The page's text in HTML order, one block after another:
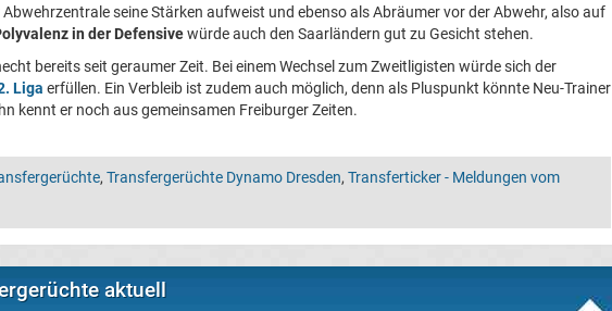
seine Stärken aufweist und ebenso als Abräumer vor der Abwehr, also auf
in der Defensivewürde auch den Saarländern gut zu Gesicht stehen.
bereits seit geraumer Zeit. Bei einem Wechsel zum Zweitligisten würde sich der
Liga erfüllen. Ein Verbleib ist zudem auch möglich, denn als Pluspunkt könnte Neu-Trainer
kennt er noch aus gemeinsamen Freiburger Zeiten.
, Transfergerüchte Dynamo Dresden, Transferticker - Meldungen vom
aktuell